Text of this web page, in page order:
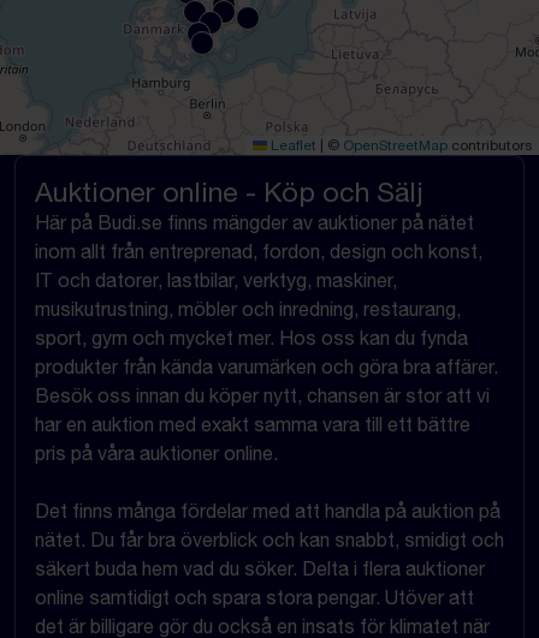
Leaflet | © OpenStreetMap contributors
Auktioner online - Köp och Sälj
Här på Budi.se finns mängder av auktioner på nätet
inom allt från entreprenad, fordon, design och konst,
IT och datorer, lastbilar, verktyg, maskiner,
musikutrustning, möbler och inredning, restaurang,
sport, gym och mycket mer. Hos oss kan du fynda
produkter från kända varumärken och göra bra affärer.
Besök oss innan du köper nytt, chansen är stor att vi
har en auktion med exakt samma vara till ett bättre
pris på våra auktioner online.
Det finns många fördelar med att handla på auktion på
nätet. Du får bra överblick och kan snabbt, smidigt och
säkert buda hem vad du söker. Delta i flera auktioner
online samtidigt och spara stora pengar. Utöver att
det är billigare gör du också en insats för klimatet när